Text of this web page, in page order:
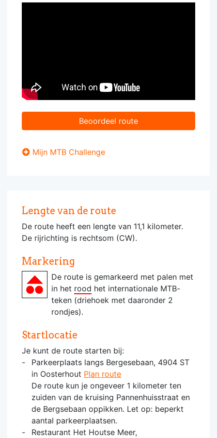
Beoordeel route
Mijn MTB Challenge
Lengte van de route
De route heeft een lengte van 11,1 kilometer.
De rijrichting is rechtsom (CW).
Markering
De route is gemarkeerd met palen met
in het rood het internationale MTB-
teken (driehoek met daaronder 2
rondjes).
Startlocatie
Je kunt de route starten bij:
Parkeerplaats langs Bergesebaan, 4904 ST
in Oosterhout Plan route
De route kun je ongeveer 1 kilometer ten
zuiden van de kruising Pannenhuisstraat en
de Bergsebaan oppikken. Let op: beperkt
aantal parkeerplaatsen.
Restaurant Het Houtse Meer,